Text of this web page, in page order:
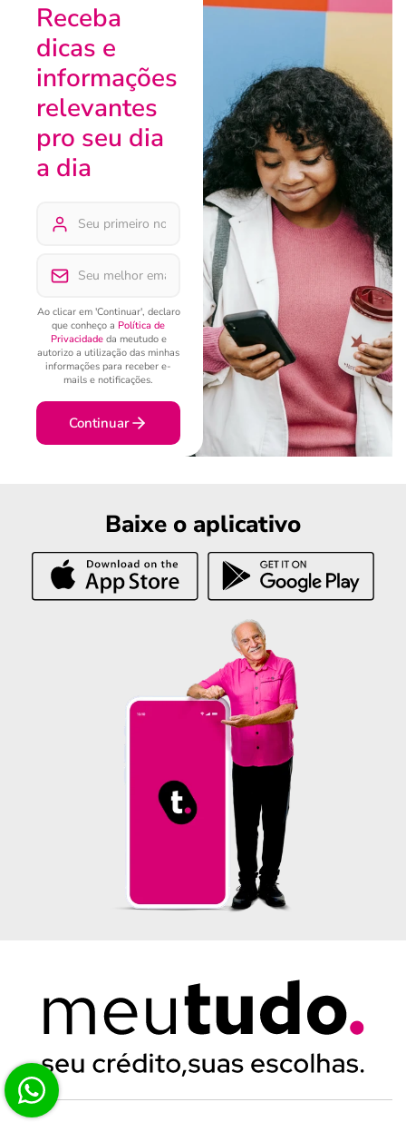
Receba
dicas e
informações
relevantes
pro seu dia
a dia
Ao clicar em 'Continuar', declaro
que conheço a Política de
Privacidadeda meutudo e
autorizo a utilização das minhas
informações para receber e-
mails e notificações.
Continuar
Baixe o aplicativo